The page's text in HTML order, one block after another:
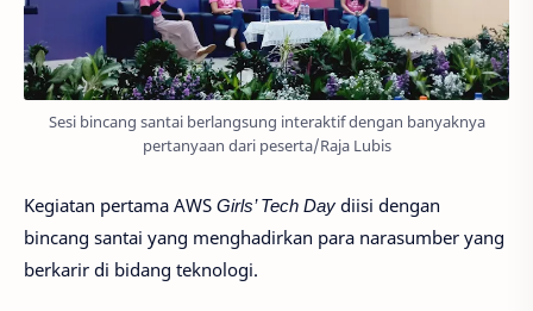
Sesi bincang santai berlangsung interaktif dengan banyaknya
pertanyaan dari peserta/Raja Lubis
Kegiatan pertama AWS Girls’ Tech Day diisi dengan
bincang santai yang menghadirkan para narasumber yang
berkarir di bidang teknologi.